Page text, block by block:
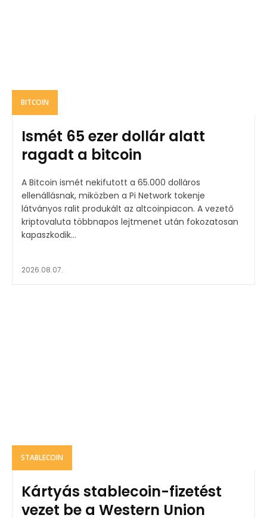
BITCOIN
Ismét 65 ezer dollár alatt
ragadt a bitcoin
A Bitcoin ismét nekifutott a 65.000 dolláros
ellenállásnak, miközben a Pi Network tokenje
látványos ralit produkált az altcoinpiacon. A vezető
kriptovaluta többnapos lejtmenet után fokozatosan
kapaszkodik...
2026.08.07.
STABLECOIN
Kártyás stablecoin-fizetést
vezet be a Western Union